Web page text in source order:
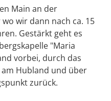
Main an der
wir dann nach ca. 15
Gestärkt geht es
"Maria
vorbei, durch das
Hubland und über
zurück.